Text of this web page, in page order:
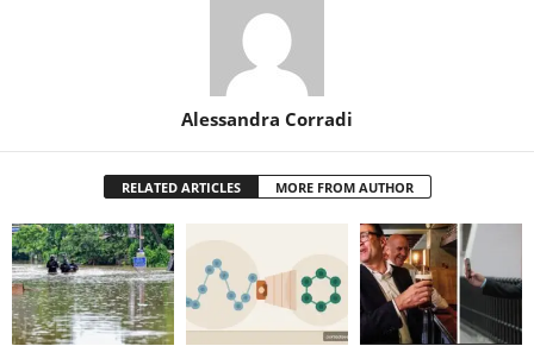
Alessandra Corradi
RELATED ARTICLES MORE FROM AUTHOR